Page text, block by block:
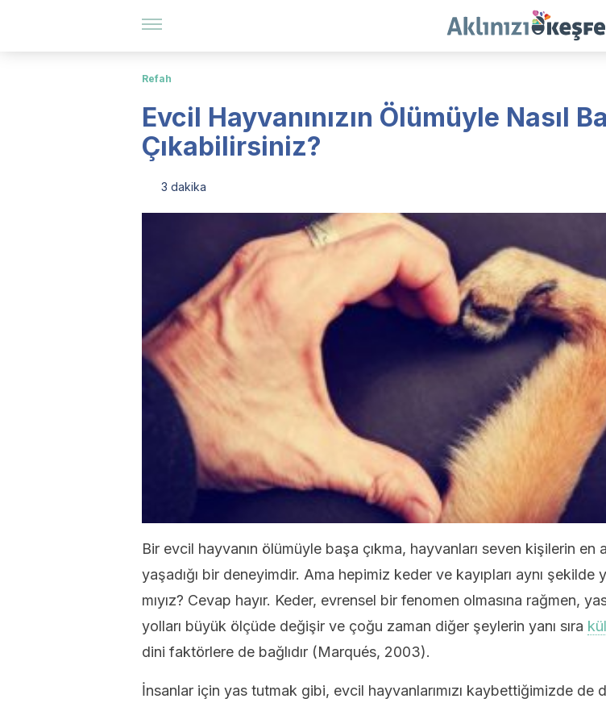
Refah
Evcil Hayvanınızın Ölümüyle Nasıl
Çıkabilirsiniz?
3 dakika
Bir evcil hayvanın ölümüyle başa çıkma, hayvanları seven kişilerin en
yaşadığı bir deneyimdir. Ama hepimiz keder ve kayıpları aynı şekilde
mıyız? Cevap hayır. Keder, evrensel bir fenomen olmasına rağmen,
yolları büyük ölçüde değişir ve çoğu zaman diğer şeylerin yanı sıra
dini faktörlere de bağlıdır (Marqués, 2003).
İnsanlar için yas tutmak gibi, evcil hayvanlarımızı kaybettiğimizde de